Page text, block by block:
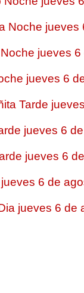
Noche jueves
jueves
jueves 6
Tarde
jueves 6
jueves 6
6 de
jueves 6 de